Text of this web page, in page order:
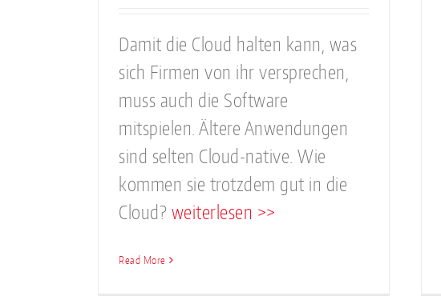
Damit die Cloud halten kann, was
sich Firmen von ihr versprechen,
muss auch die Software
mitspielen. Ältere Anwendungen
sind selten Cloud-native. Wie
kommen sie trotzdem gut in die
Cloud? weiterlesen >>
Read More